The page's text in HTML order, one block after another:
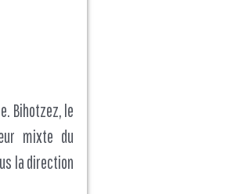
Bihotzez, le
mixte du
la direction